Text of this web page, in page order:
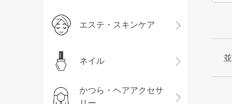
エステ・スキンケア
ネイル
かつら・ヘアアクセサ